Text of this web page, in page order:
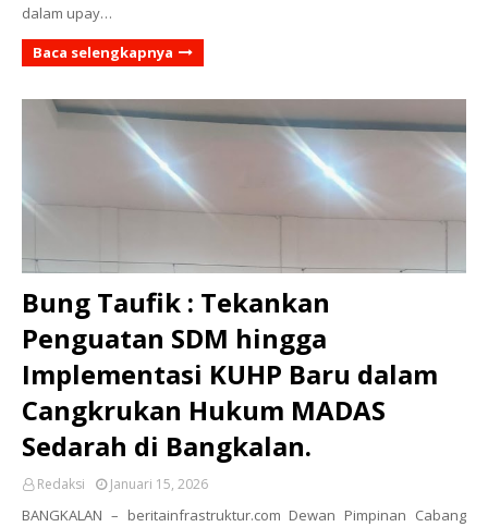
dalam upay…
Baca selengkapnya
Bung Taufik : Tekankan
Penguatan SDM hingga
Implementasi KUHP Baru dalam
Cangkrukan Hukum MADAS
Sedarah di Bangkalan.
Redaksi Januari 15, 2026
BANGKALAN – beritainfrastruktur.com Dewan Pimpinan Cabang